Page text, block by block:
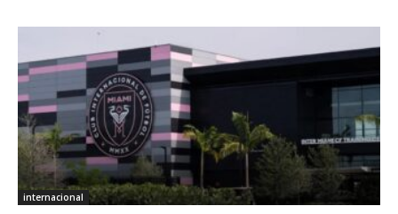
internacional